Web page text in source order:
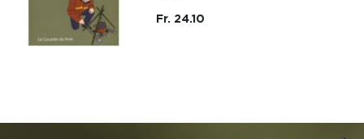
Fr. 24.10